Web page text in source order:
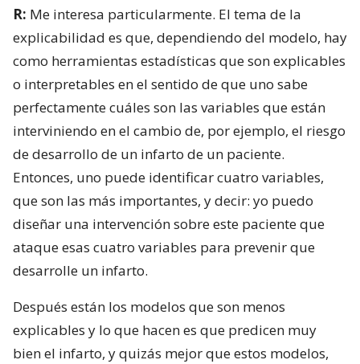
R: Me interesa particularmente. El tema de la
explicabilidad es que, dependiendo del modelo, hay
como herramientas estadísticas que son explicables
o interpretables en el sentido de que uno sabe
perfectamente cuáles son las variables que están
interviniendo en el cambio de, por ejemplo, el riesgo
de desarrollo de un infarto de un paciente.
Entonces, uno puede identificar cuatro variables,
que son las más importantes, y decir: yo puedo
diseñar una intervención sobre este paciente que
ataque esas cuatro variables para prevenir que
desarrolle un infarto.
Después están los modelos que son menos
explicables y lo que hacen es que predicen muy
bien el infarto, y quizás mejor que estos modelos,